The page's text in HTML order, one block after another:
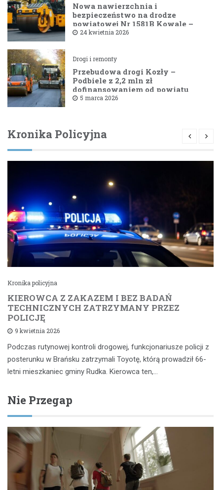
Nowa nawierzchnia i
bezpieczeństwo na drodze
powiatowej Nr 1581B Kowale –
Filipy
24 kwietnia 2026
Drogi i remonty
Przebudowa drogi Kozły –
Podbiele z 2,2 mln zł
dofinansowaniem od powiatu
bielskiego
5 marca 2026
Kronika Policyjna
Kronika policyjna
KIEROWCA Z ZAKAZEM I BEZ BADAŃ
TECHNICZNYCH ZATRZYMANY PRZEZ
POLICJĘ
9 kwietnia 2026
Podczas rutynowej kontroli drogowej, funkcjonariusze policji z
posterunku w Brańsku zatrzymali Toyotę, którą prowadził 66-
letni mieszkaniec gminy Rudka. Kierowca ten,…
Nie Przegap